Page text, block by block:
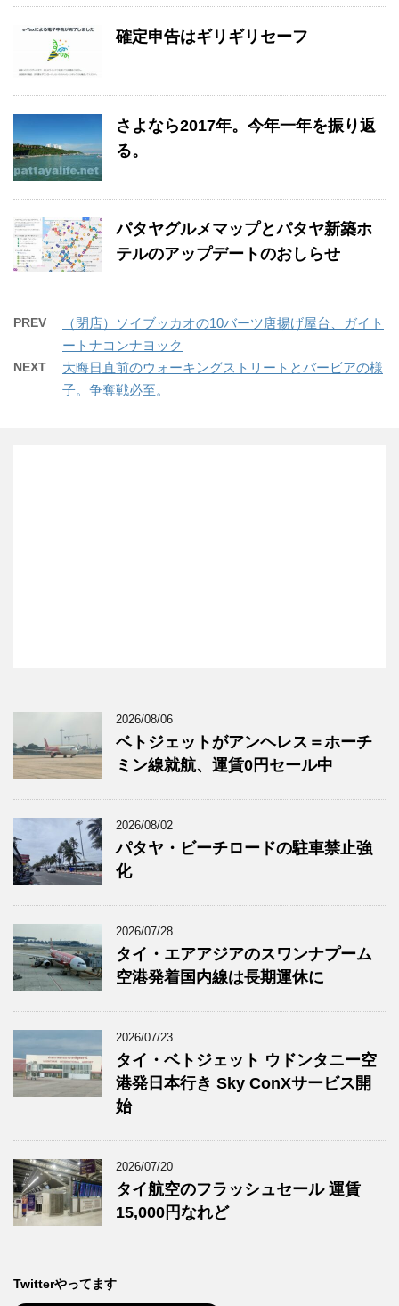
確定申告はギリギリセーフ
さよなら2017年。今年一年を振り返
る。
パタヤグルメマップとパタヤ新築ホ
テルのアップデートのおしらせ
PREV
（閉店）ソイブッカオの10バーツ唐揚げ屋台、ガイト
ートナコンナヨック
NEXT
大晦日直前のウォーキングストリートとバービアの様
子。争奪戦必至。
2026/08/06
ベトジェットがアンヘレス＝ホーチ
ミン線就航、運賃0円セール中
2026/08/02
パタヤ・ビーチロードの駐車禁止強
化
2026/07/28
タイ・エアアジアのスワンナプーム
空港発着国内線は長期運休に
2026/07/23
タイ・ベトジェット ウドンタニー空
港発日本行き Sky ConXサービス開
始
2026/07/20
タイ航空のフラッシュセール 運賃
15,000円なれど
Twitterやってます